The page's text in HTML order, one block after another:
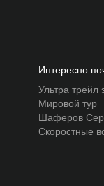
Интересно
Ультра трейл
Мировой тур
Шаферов
Скоростные